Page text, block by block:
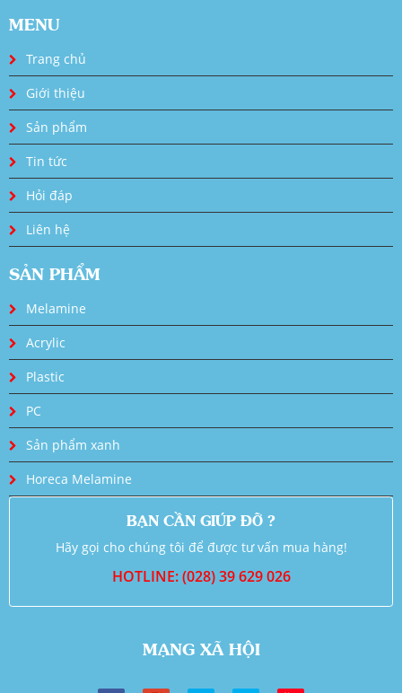
MENU
Trang chủ
Giới thiệu
Sản phẩm
Tin tức
Hỏi đáp
Liên hệ
SẢN PHẨM
Melamine
Acrylic
Plastic
PC
Sản phẩm xanh
Horeca Melamine
BẠN CẦN GIÚP ĐỠ ?
Hãy gọi cho chúng tôi để được tư vấn mua hàng!
HOTLINE: (028) 39 629 026
MẠNG XÃ HỘI